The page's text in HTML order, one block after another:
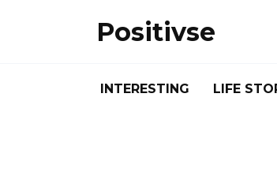
Positivse
INTERESTING LIFE